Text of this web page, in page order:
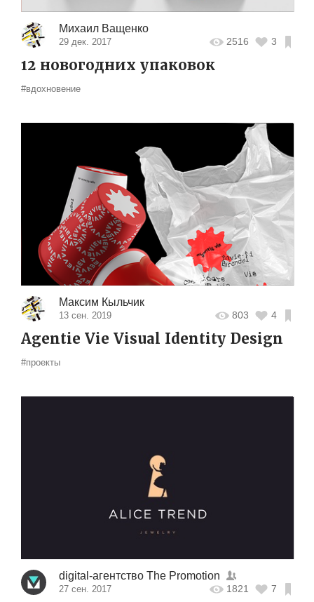
Михаил Ващенко
29 дек. 2017 2516 3
12 новогодних упаковок
#вдохновение
Максим Кыльчик
13 сен. 2019 803 4
Agentie Vie Visual Identity Design
#проекты
digital-агентство The Promotion
27 сен. 2017 1821 7